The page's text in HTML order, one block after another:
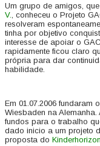
Um grupo de amigos,
V. , conheceu o Projeto
resolveram
tinha por objetivo
interesse de apoiar o
rapidamente ficou claro
própria para dar
habilidade.
Em 01.07.2006 fundaram o
Wiesbaden na
fundos para o trabalho
dado inicio a um projeto
proposta do